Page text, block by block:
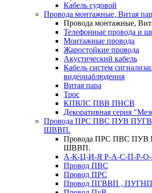
Кабель судовой
Провода монтажные, Витая
Провода монтажные,
Телефонные провода и
Монтажные провода
Жаростойкие провода
Акустический кабель
Кабель систем
видеонаблюдения
Витая пара
Трос
КПВЛС ПВВ ПНСВ
Декоративная серия
Провода ПРС ПВС ПУВ
ШВВП.
Провода ПРС ПВС
ШВВП.
А-К-Ц-И-Я Р-А-С-П-Р-
Провод ПВС
Провод ПРС
Провод ПГВВП ,